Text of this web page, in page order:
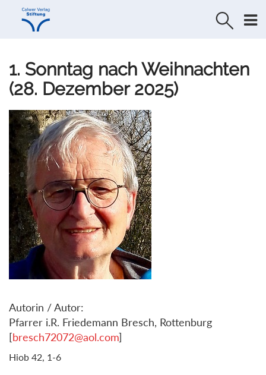
Direkt
Direkt
1. Sonntag nach Weihnachten
(28. Dezember 2025)
Autorin / Autor:
Pfarrer i.R. Friedemann Bresch, Rottenburg
[bresch72072@aol.com]
Hiob 42, 1-6